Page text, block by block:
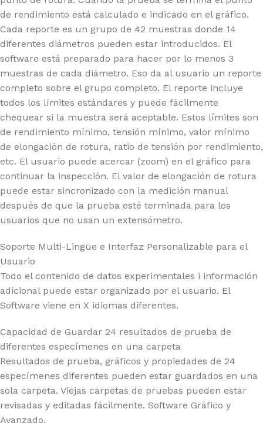
de rendimiento está calculado e indicado en el gráfico.
Cada reporte es un grupo de 42 muestras donde 14
diferentes diámetros pueden estar introducidos. El
software está preparado para hacer por lo menos 3
muestras de cada diámetro. Eso da al usuario un reporte
completo sobre el grupo completo. El reporte incluye
todos los límites estándares y puede fácilmente
chequear si la muestra será aceptable. Estos límites son
de rendimiento mínimo, tensión mínimo, valor mínimo
de elongación de rotura, ratio de tensión por rendimiento,
etc. El usuario puede acercar (zoom) en el gráfico para
continuar la inspección. El valor de elongación de rotura
puede estar sincronizado con la medición manual
después de que la prueba esté terminada para los
usuarios que no usan un extensómetro.
Soporte Multi-Lingüe e Interfaz Personalizable para el
Usuario
Todo el contenido de datos experimentales i información
adicional puede estar organizado por el usuario. El
Software viene en X idiomas diferentes.
Capacidad de Guardar 24 resultados de prueba de
diferentes especímenes en una carpeta
Resultados de prueba, gráficos y propiedades de 24
especímenes diferentes pueden estar guardados en una
sola carpeta. Viejas carpetas de pruebas pueden estar
revisadas y editadas fácilmente. Software Gráfico y
Avanzado.